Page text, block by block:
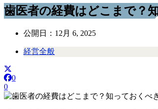
歯医者の経費はどこまで？
公開日： 12月 6, 2025
経営全般
0
0